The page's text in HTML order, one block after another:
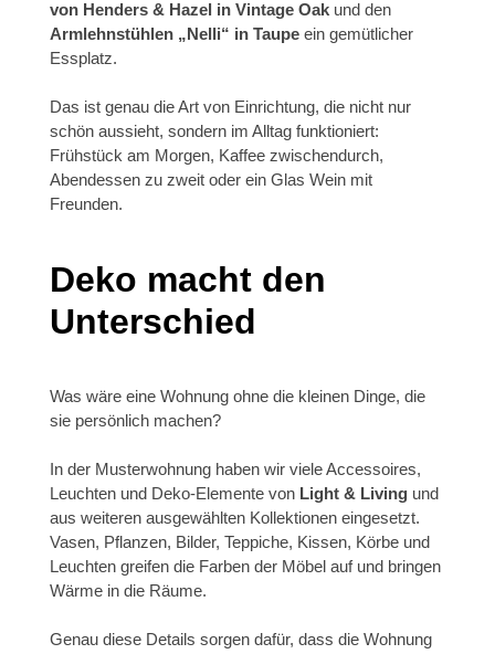
von Henders & Hazel in Vintage Oak und den
Armlehnstühlen „Nelli“ in Taupe ein gemütlicher
Essplatz.
Das ist genau die Art von Einrichtung, die nicht nur
schön aussieht, sondern im Alltag funktioniert:
Frühstück am Morgen, Kaffee zwischendurch,
Abendessen zu zweit oder ein Glas Wein mit
Freunden.
Deko macht den
Unterschied
Was wäre eine Wohnung ohne die kleinen Dinge, die
sie persönlich machen?
In der Musterwohnung haben wir viele Accessoires,
Leuchten und Deko-Elemente von Light & Living und
aus weiteren ausgewählten Kollektionen eingesetzt.
Vasen, Pflanzen, Bilder, Teppiche, Kissen, Körbe und
Leuchten greifen die Farben der Möbel auf und bringen
Wärme in die Räume.
Genau diese Details sorgen dafür, dass die Wohnung